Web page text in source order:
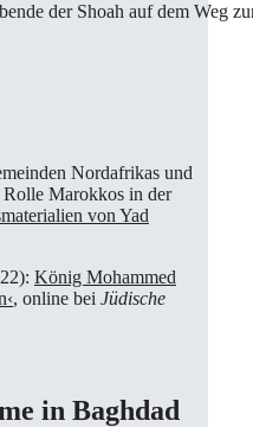
der Shoah auf dem Weg
Nordafrikas und
Marokkos in der
von Yad
König Mohammed
, online bei Jüdische
in Baghdad